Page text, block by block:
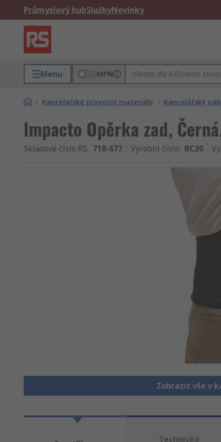
Průmyslový hubSlužbyNovinky
Menu MPN
/ Kancelářské provozní materiály / Kancelářský
Impacto Opěrka zad,
Skladové číslo RS: 718-677 Výrobní číslo: BC20
Zobrazit vše v
Technické